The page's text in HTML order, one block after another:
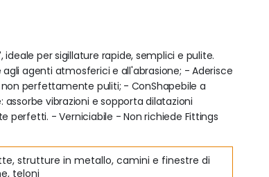
, ideale per sigillature rapide, semplici e pulite.
agenti atmosferici e all'abrasione; - Aderisce
perfettamente puliti; - ConShapebile a
assorbe vibrazioni e sopporta dilatazioni
perfetti. - Verniciabile - Non richiede Fittings
strutture in metallo, camini e finestre di
teloni